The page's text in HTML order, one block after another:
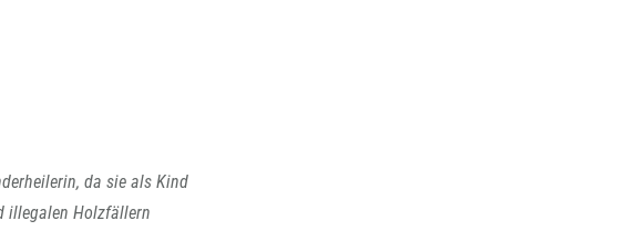
da sie als Kind
illegalen Holzfällern